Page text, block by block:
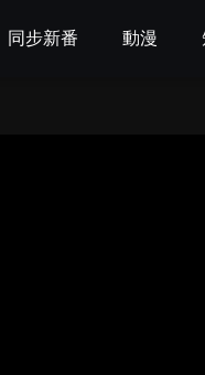
同步新番 動漫